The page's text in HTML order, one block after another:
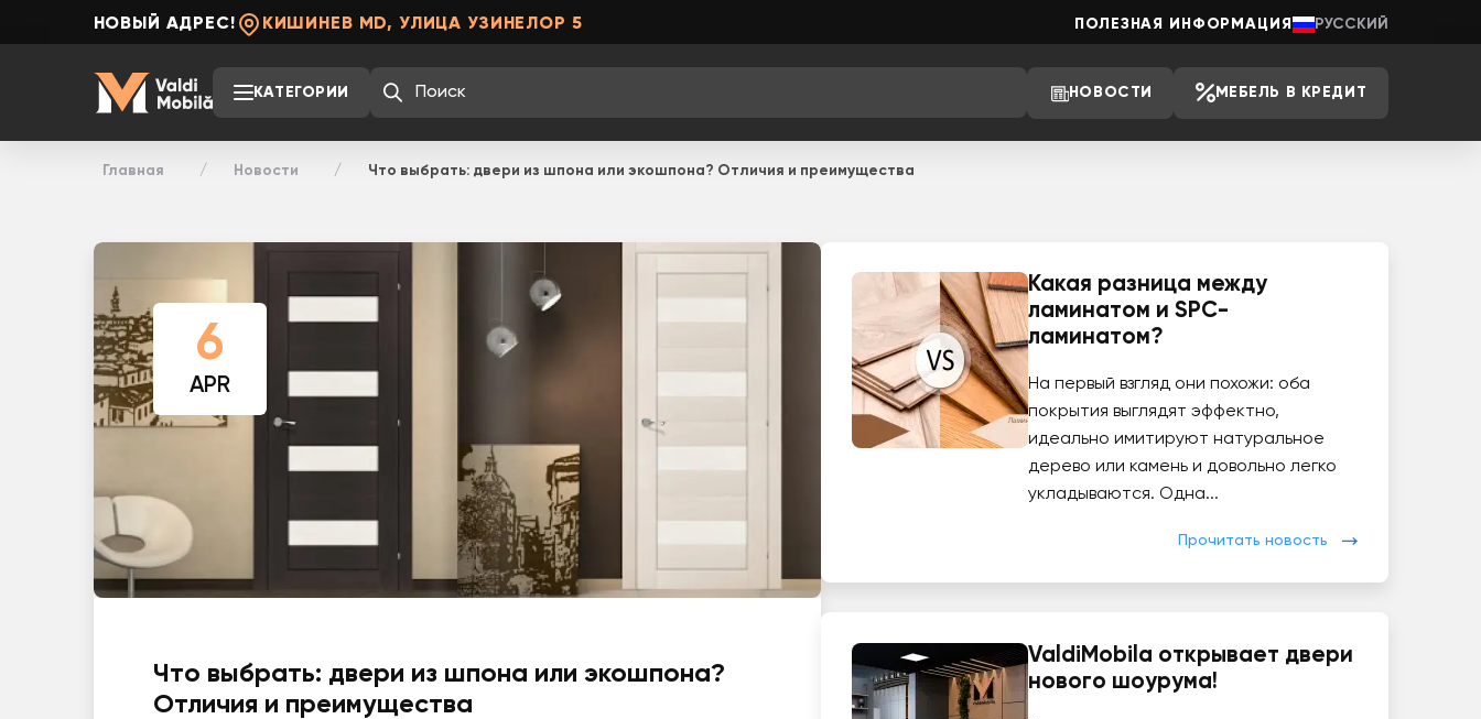
НОВЫЙ АДРЕС! КИШИНЕВ MD, УЛИЦА УЗИНЕЛОР 5 ПОЛЕЗНАЯ ИНФОРМАЦИЯ РУССКИЙ
КАТЕГОРИИ НОВОСТИ МЕБЕЛЬ В КРЕДИТ
Главная Новости Что выбрать: двери из шпона или экошпона? Отличия и преимущества
6
APR
Что выбрать: двери из шпона или экошпона?
Отличия и преимущества
Какая разница между
ламинатом и SPC-
ламинатом?
На первый взгляд они похожи: оба
покрытия выглядят эффектно,
идеально имитируют натуральное
дерево или камень и довольно легко
укладываются. Одна...
Прочитать новость
ValdiMobila открывает двери
нового шоурума!